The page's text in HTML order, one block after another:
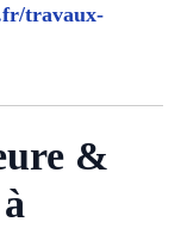
travaux-
&